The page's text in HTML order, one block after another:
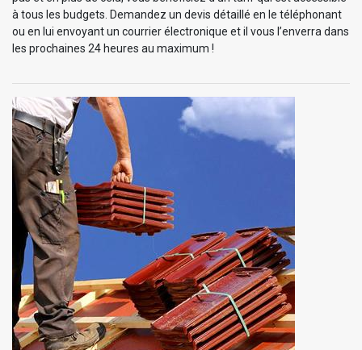
à tous les budgets. Demandez un devis détaillé en le téléphonant
ou en lui envoyant un courrier électronique et il vous l’enverra dans
les prochaines 24 heures au maximum !